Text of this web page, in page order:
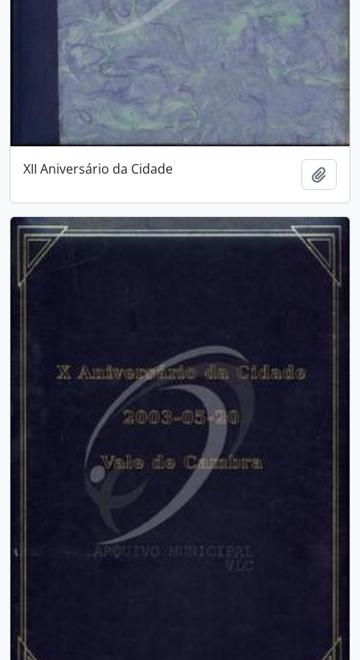
XII Aniversário da Cidade